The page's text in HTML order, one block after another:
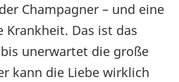
Champagner – und eine
Das ist das
unerwartet die große
kann die Liebe wirklich